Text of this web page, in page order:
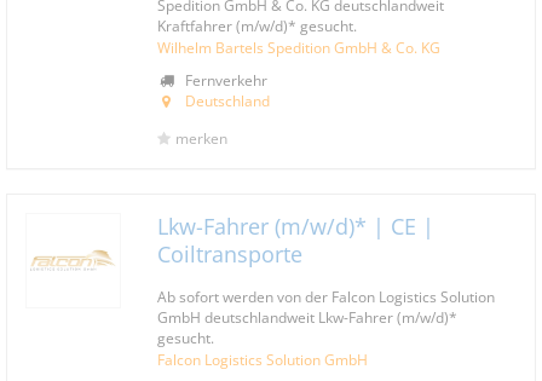
Spedition GmbH & Co. KG deutschlandweit
Kraftfahrer (m/w/d)* gesucht.
Wilhelm Bartels Spedition GmbH & Co. KG
Fernverkehr
Deutschland
merken
Lkw-Fahrer (m/w/d)* | CE |
Coiltransporte
Ab sofort werden von der Falcon Logistics Solution
GmbH deutschlandweit Lkw-Fahrer (m/w/d)*
gesucht.
Falcon Logistics Solution GmbH